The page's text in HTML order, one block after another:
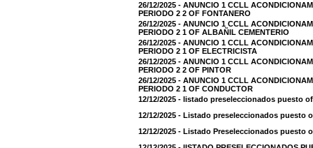
26/12/2025 - ANUNCIO 1 CCLL
PERIODO 2 2 OF FONTANERO
26/12/2025 - ANUNCIO 1 CCLL
PERIODO 2 1 OF ALBAÑIL CEMENTERIO
26/12/2025 - ANUNCIO 1 CCLL
PERIODO 2 1 OF ELECTRICISTA
26/12/2025 - ANUNCIO 1 CCLL
PERIODO 2 2 OF PINTOR
26/12/2025 - ANUNCIO 1 CCLL
PERIODO 2 1 OF CONDUCTOR
12/12/2025 - listado preseleccionados puesto
12/12/2025 - Listado preseleccionados puesto
12/12/2025 - Listado Preseleccionados puesto